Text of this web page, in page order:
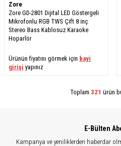
Zore
Zore GD-2801 Dijital LED Göstergeli
Mikrofonlu RGB TWS Çift 8 inç
Stereo Bass Kablosuz Karaoke
Hoparlör
Ürünün fiyatını görmek için bayi
girişi yapınız
Toplam 321 ürün
E-Bülten
Kampanya ve yeniliklerden haberdar